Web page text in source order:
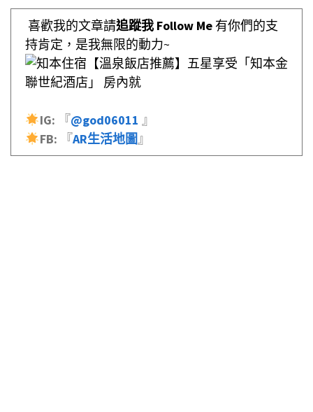
喜歡我的文章請追蹤我 Follow Me有你們的支
持肯定，是我無限的動力~
IG: 『@god06011 』
FB:
『AR生活地圖』